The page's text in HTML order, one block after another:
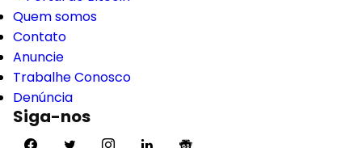
Quem somos
Contato
Anuncie
Trabalhe Conosco
Denúncia
Siga-nos